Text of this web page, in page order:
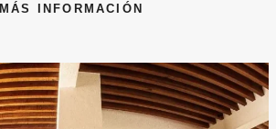
MÁS INFORMACIÓN